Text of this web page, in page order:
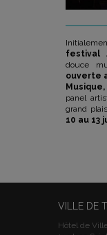
festival
douce
ouverte
panel
grand
10 au 13
VILLE DE
Hôtel de